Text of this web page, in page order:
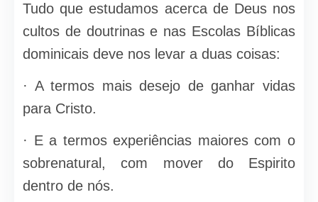
Tudo que estudamos acerca de Deus nos
cultos de doutrinas e nas Escolas Bíblicas
dominicais deve nos levar a duas coisas:
· A termos mais desejo de ganhar vidas
para Cristo.
· E a termos experiências maiores com o
sobrenatural, com mover do Espirito
dentro de nós.